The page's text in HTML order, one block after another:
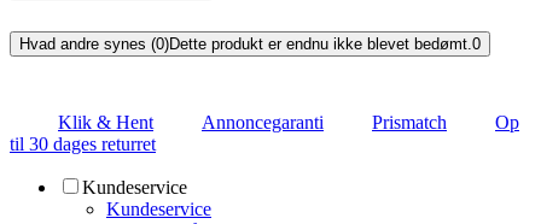
Hvad andre synes (0)Dette produkt er endnu ikke blevet bedømt. 0
Klik & Hent Annoncegaranti Prismatch
Op
til 30 dages returret
Kundeservice
Kundeservice